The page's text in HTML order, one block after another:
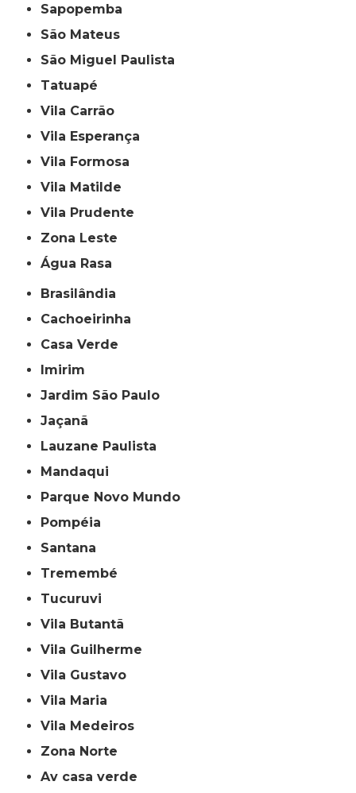
Sapopemba
São Mateus
São Miguel Paulista
Tatuapé
Vila Carrão
Vila Esperança
Vila Formosa
Vila Matilde
Vila Prudente
Zona Leste
Água Rasa
Brasilândia
Cachoeirinha
Casa Verde
Imirim
Jardim São Paulo
Jaçanã
Lauzane Paulista
Mandaqui
Parque Novo Mundo
Pompéia
Santana
Tremembé
Tucuruvi
Vila Butantã
Vila Guilherme
Vila Gustavo
Vila Maria
Vila Medeiros
Zona Norte
av casa verde